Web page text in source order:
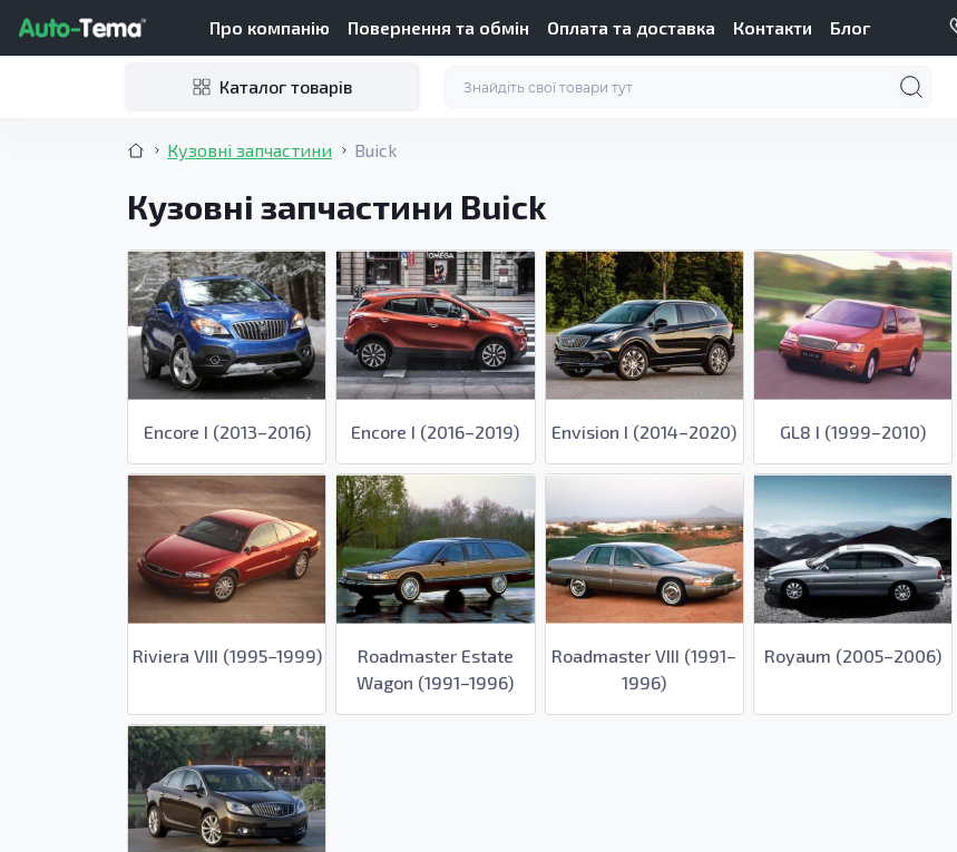
Про компанію Повернення та обмін Оплата та доставка Контакти Блог
Каталог товарів
Кузовні запчастини Buick
Кузовні запчастини Buick
Encore I (2013–2016) Encore I (2016–2019) Envision I (2014–2020) GL8 I (1999–2010)
Riviera VIII (1995–1999)
Roadmaster Estate
Wagon (1991–1996)
Roadmaster VIII (1991–
1996)
Royaum (2005–2006)